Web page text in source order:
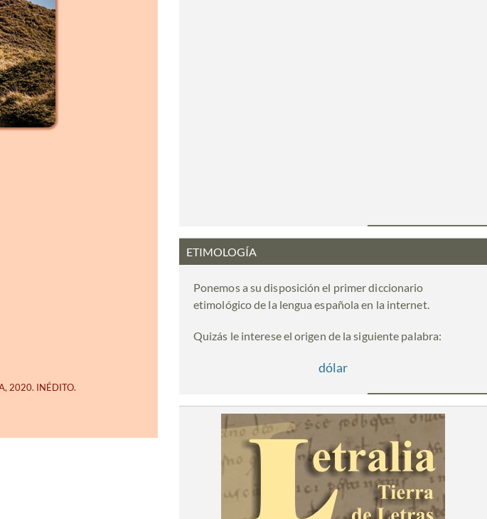
ETIMOLOGÍA
Ponemos a su disposición el primer diccionario
etimológico de la lengua española en la internet.
Quizás le interese el origen de la siguiente palabra:
dólar